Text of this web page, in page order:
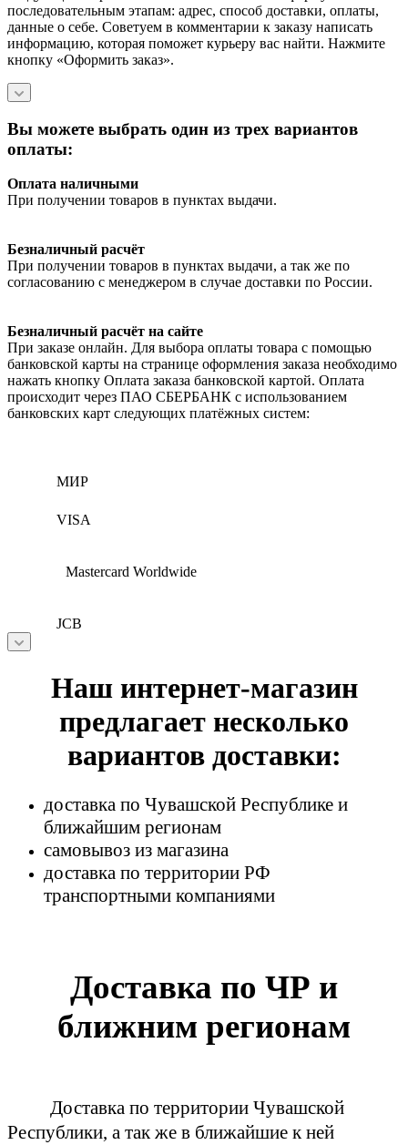
последовательным этапам: адрес, способ доставки, оплаты,
данные о себе. Советуем в комментарии к заказу написать
информацию, которая поможет курьеру вас найти. Нажмите
кнопку «Оформить заказ».
Вы можете выбрать один из трех вариантов
оплаты:
Оплата наличными
При получении товаров в пунктах выдачи.
Безналичный расчёт
При получении товаров в пунктах выдачи, а так же по
согласованию с менеджером в случае доставки по России.
Безналичный расчёт на сайте
При заказе онлайн. Для выбора оплаты товара с помощью
банковской карты на странице оформления заказа необходимо
нажать кнопку Оплата заказа банковской картой. Оплата
происходит через ПАО СБЕРБАНК с использованием
банковских карт следующих платёжных систем:
МИР
VISA
Mastercard Worldwide
JCB
Наш интернет-магазин
предлагает несколько
вариантов доставки:
доставка по Чувашской Республике и
ближайшим регионам
самовывоз из магазина
доставка по территории РФ
транспортными компаниями
Доставка по ЧР и
ближним регионам
Доставка по территории Чувашской
Республики, а так же в ближайшие к ней